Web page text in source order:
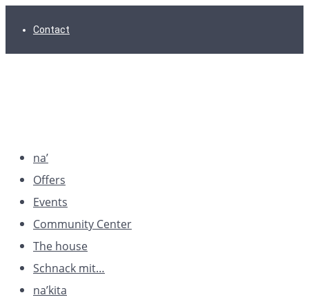
Contact
na’
Offers
Events
Community Center
The house
Schnack mit…
na’kita